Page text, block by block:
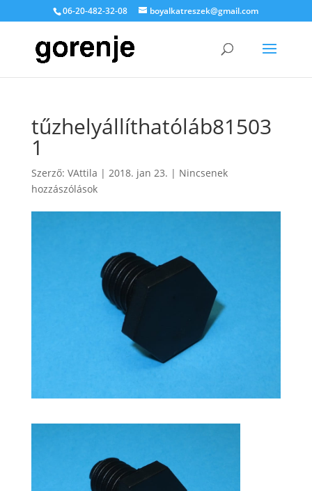
06-20-482-32-08 boyalkatreszek@gmail.com
tűzhelyállíthatóláb81503
1
Szerző: VAttila | 2018. jan 23. | Nincsenek
hozzászólások